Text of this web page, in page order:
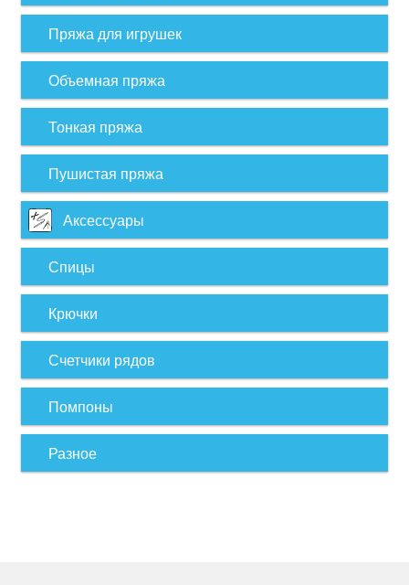
Пряжа для игрушек
Объемная пряжа
Тонкая пряжа
Пушистая пряжа
Аксессуары
Спицы
Крючки
Счетчики рядов
Помпоны
Разное